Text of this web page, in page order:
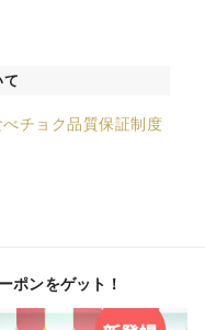
て
べチョク品質保証制度
ポンをゲット！